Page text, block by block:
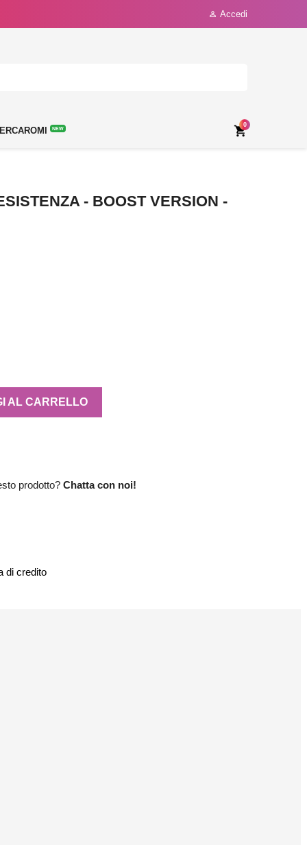
 Accedi
NEW 
0
- BOOST VERSION -
AL CARRELLO
prodotto? Chatta con noi!
di credito